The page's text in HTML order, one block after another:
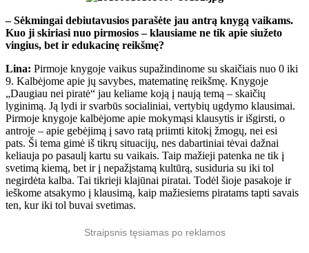
– Sėkmingai debiutavusios parašėte jau antrą knygą vaikams.
Kuo ji skiriasi nuo pirmosios – klausiame ne tik apie siužeto
vingius, bet ir edukacinę reikšmę?
Lina: Pirmoje knygoje vaikus supažindinome su skaičiais nuo 0 iki
9. Kalbėjome apie jų savybes, matematinę reikšmę. Knygoje
„Daugiau nei piratė“ jau keliame koją į naują temą – skaičių
lyginimą. Ją lydi ir svarbūs socialiniai, vertybių ugdymo klausimai.
Pirmoje knygoje kalbėjome apie mokymąsi klausytis ir išgirsti, o
antroje – apie gebėjimą į savo ratą priimti kitokį žmogų, nei esi
pats. Ši tema gimė iš tikrų situacijų, nes dabartiniai tėvai dažnai
keliauja po pasaulį kartu su vaikais. Taip mažieji patenka ne tik į
svetimą kiemą, bet ir į nepažįstamą kultūrą, susiduria su iki tol
negirdėta kalba. Tai tikrieji klajūnai piratai. Todėl šioje pasakoje ir
ieškome atsakymo į klausimą, kaip mažiesiems piratams tapti savais
ten, kur iki tol buvai svetimas.
Straipsnis tęsiamas po reklamos